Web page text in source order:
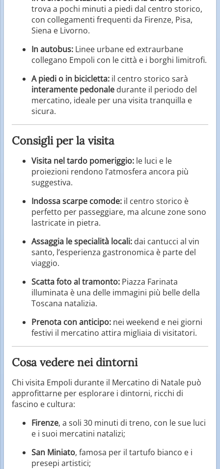
trova a pochi minuti a piedi dal centro storico,
con collegamenti frequenti da Firenze, Pisa,
Siena e Livorno.
In autobus: Linee urbane ed extraurbane
collegano Empoli con le città e i borghi limitrofi.
A piedi o in bicicletta: il centro storico sarà
interamente pedonale durante il periodo del
mercatino, ideale per una visita tranquilla e
sicura.
Consigli per la visita
Visita nel tardo pomeriggio: le luci e le
proiezioni rendono l’atmosfera ancora più
suggestiva.
Indossa scarpe comode: il centro storico è
perfetto per passeggiare, ma alcune zone sono
lastricate in pietra.
Assaggia le specialità locali: dai cantucci al vin
santo, l’esperienza gastronomica è parte del
viaggio.
Scatta foto al tramonto: Piazza Farinata
illuminata è una delle immagini più belle della
Toscana natalizia.
Prenota con anticipo: nei weekend e nei giorni
festivi il mercatino attira migliaia di visitatori.
Cosa vedere nei dintorni
Chi visita Empoli durante il Mercatino di Natale può
approfittarne per esplorare i dintorni, ricchi di
fascino e cultura:
Firenze, a soli 30 minuti di treno, con le sue luci
e i suoi mercatini natalizi;
San Miniato, famosa per il tartufo bianco e i
presepi artistici;